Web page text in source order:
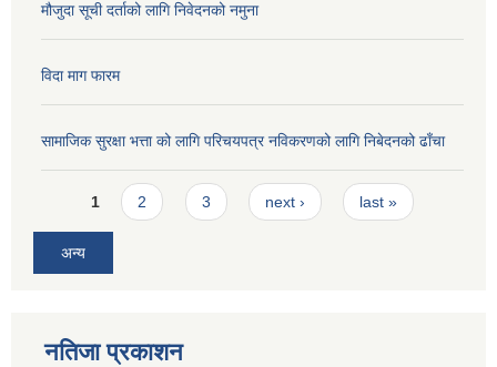
मौजुदा सूची दर्ताको लागि निवेदनको नमुना
विदा माग फारम
सामाजिक सुरक्षा भत्ता को लागि परिचयपत्र नविकरणको लागि निबेदनको ढाँचा
Pages
1 2 3 next › last »
अन्य
नतिजा प्रकाशन